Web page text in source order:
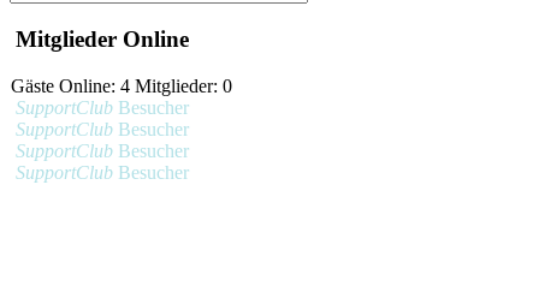
Mitglieder Online
Gäste Online: 4 Mitglieder: 0
SupportClub Besucher
SupportClub Besucher
SupportClub Besucher
SupportClub Besucher